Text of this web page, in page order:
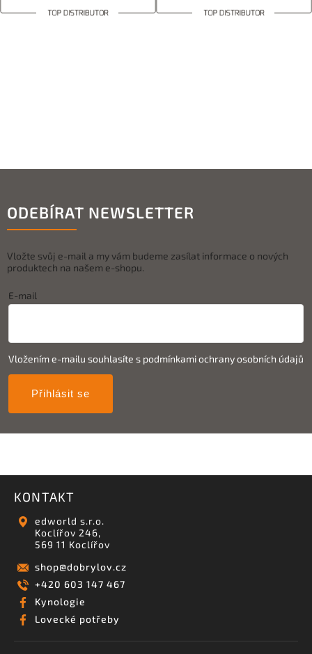
ODEBÍRAT NEWSLETTER
Vložte svůj e-mail a my vám budeme zasílat informace o nových
produktech na našem e-shopu.
E-mail
Vložením e-mailu souhlasíte s podmínkami ochrany osobních údajů
Přihlásit se
KONTAKT
edworld s.r.o.
Koclířov 246,
569 11 Koclířov
shop@dobrylov.cz
+420 603 147 467
Kynologie
Lovecké potřeby